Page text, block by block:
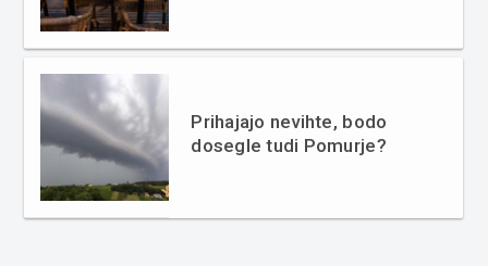
Prihajajo nevihte, bodo
dosegle tudi Pomurje?